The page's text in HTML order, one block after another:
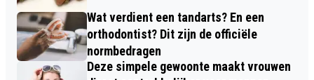
Wat verdient een tandarts? En een
orthodontist? Dit zijn de officiële
normbedragen
Deze simpele gewoonte maakt vrouwen